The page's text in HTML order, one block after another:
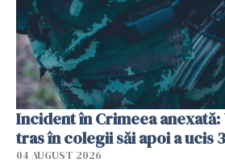
Incident în Crimeea anexată:
tras în colegii săi apoi a ucis
04 AUGUST 2026